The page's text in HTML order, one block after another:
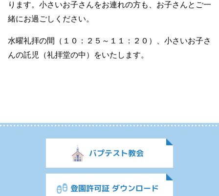
ります。小さいお子さんをお連れの方も、お子さんとご一
緒にお過ごしください。
水曜礼拝の間（１０：２５～１１：２０）、小さいお子さ
んの託児（礼拝堂の中）をいたします。
バプテスト教会
登園許可証 ダウンロード